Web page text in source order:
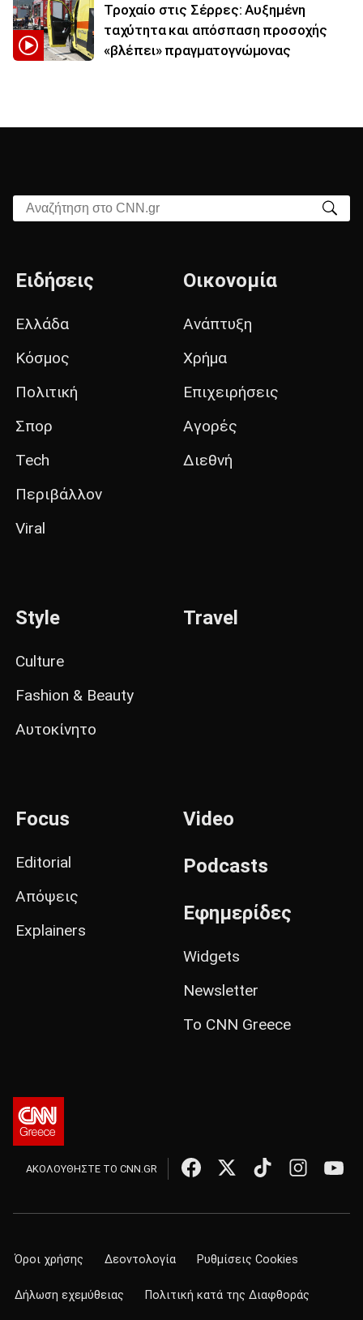
Τροχαίο στις Σέρρες: Αυξημένη
ταχύτητα και απόσπαση προσοχής
«βλέπει» πραγματογνώμονας
Αναζήτηση στο CNN.gr
Ειδήσεις
Ελλάδα
Κόσμος
Πολιτική
Σπορ
Tech
Περιβάλλον
Viral
Οικονομία
Ανάπτυξη
Χρήμα
Επιχειρήσεις
Αγορές
Διεθνή
Style
Culture
Fashion & Beauty
Αυτοκίνητο
Travel
Focus
Editorial
Απόψεις
Explainers
Video
Podcasts
Εφημερίδες
Widgets
Newsletter
Το CNN Greece
ΑΚΟΛΟΥΘΗΣΤΕ ΤΟ CNN.GR
Όροι χρήσης Δεοντολογία Ρυθμίσεις Cookies
Δήλωση εχεμύθειας Πολιτική κατά της Διαφθοράς